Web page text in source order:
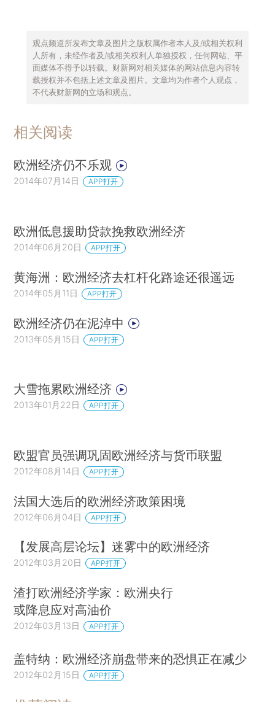
观点频道所发布文章及图片之版权属作者本人及/或相关权利
人所有，未经作者及/或相关权利人单独授权，任何网站、平
面媒体不得予以转载。财新网对相关媒体的网站信息内容转
载授权并不包括上述文章及图片。文章均为作者个人观点，
不代表财新网的立场和观点。
相关阅读
欧洲经济仍不乐观
2014年07月14日 APP打开
欧洲低息援助贷款挽救欧洲经济
2014年06月20日 APP打开
黄海洲：欧洲经济去杠杆化路途还很遥远
2014年05月11日 APP打开
欧洲经济仍在泥淖中
2013年05月15日 APP打开
大雪拖累欧洲经济
2013年01月22日 APP打开
欧盟官员强调巩固欧洲经济与货币联盟
2012年08月14日 APP打开
法国大选后的欧洲经济政策困境
2012年06月04日 APP打开
【发展高层论坛】迷雾中的欧洲经济
2012年03月20日 APP打开
渣打欧洲经济学家：欧洲央行
或降息应对高油价
2012年03月13日 APP打开
盖特纳：欧洲经济崩盘带来的恐惧正在减少
2012年02月15日 APP打开